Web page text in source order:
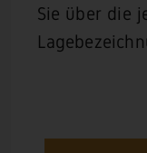
Sie über die